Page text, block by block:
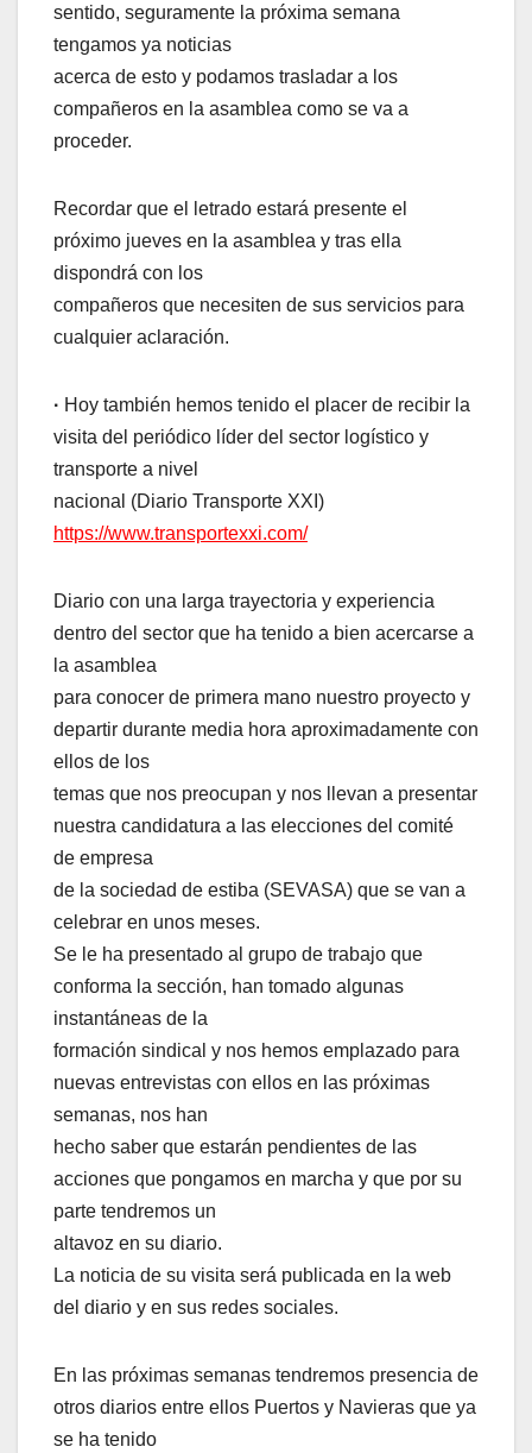
sentido, seguramente la próxima semana
tengamos ya noticias
acerca de esto y podamos trasladar a los
compañeros en la asamblea como se va a
proceder.
Recordar que el letrado estará presente el
próximo jueves en la asamblea y tras ella
dispondrá con los
compañeros que necesiten de sus servicios para
cualquier aclaración.
· Hoy también hemos tenido el placer de recibir la
visita del periódico líder del sector logístico y
transporte a nivel
nacional (Diario Transporte XXI)
https://www.transportexxi.com/
Diario con una larga trayectoria y experiencia
dentro del sector que ha tenido a bien acercarse a
la asamblea
para conocer de primera mano nuestro proyecto y
departir durante media hora aproximadamente con
ellos de los
temas que nos preocupan y nos llevan a presentar
nuestra candidatura a las elecciones del comité
de empresa
de la sociedad de estiba (SEVASA) que se van a
celebrar en unos meses.
Se le ha presentado al grupo de trabajo que
conforma la sección, han tomado algunas
instantáneas de la
formación sindical y nos hemos emplazado para
nuevas entrevistas con ellos en las próximas
semanas, nos han
hecho saber que estarán pendientes de las
acciones que pongamos en marcha y que por su
parte tendremos un
altavoz en su diario.
La noticia de su visita será publicada en la web
del diario y en sus redes sociales.
En las próximas semanas tendremos presencia de
otros diarios entre ellos Puertos y Navieras que ya
se ha tenido